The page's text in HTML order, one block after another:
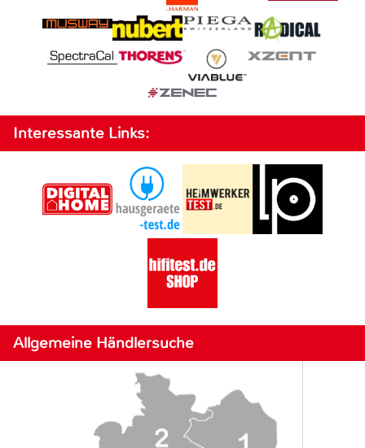
Interessante Links:
Allgemeine Händlersuche